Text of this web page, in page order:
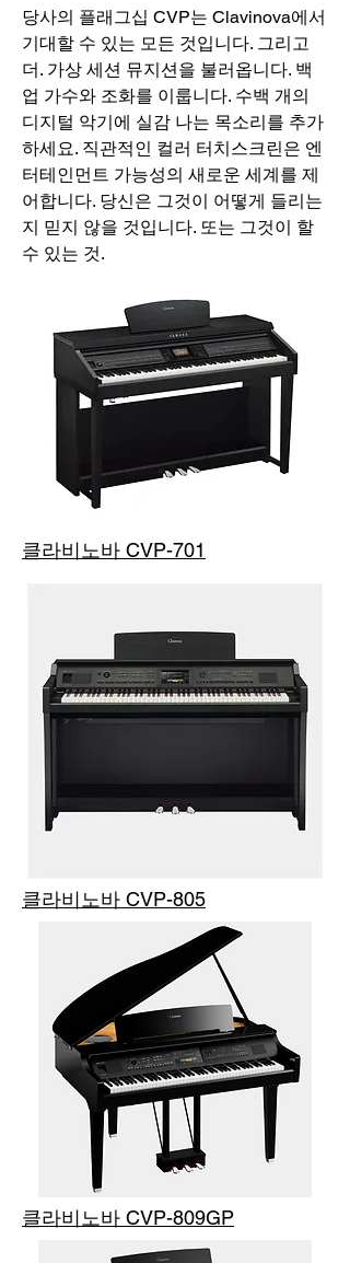
당사의 플래그십 CVP는 Clavinova에서
기대할 수 있는 모든 것입니다. 그리고
더. 가상 세션 뮤지션을 불러옵니다. 백
업 가수와 조화를 이룹니다. 수백 개의
디지털 악기에 실감 나는 목소리를 추가
하세요. 직관적인 컬러 터치스크린은 엔
터테인먼트 가능성의 새로운 세계를 제
어합니다. 당신은 그것이 어떻게 들리는
지 믿지 않을 것입니다. 또는 그것이 할
수 있는 것.
클라비노바 CVP-701
클라비노바 CVP-805
클라비노바 CVP-809GP